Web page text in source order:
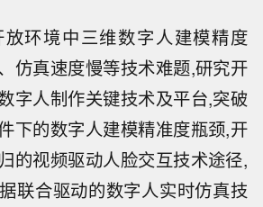
环境中三维数字人建模精度
仿真速度慢等技术难题,研究开
字人制作关键技术及平台,突破
下的数字人建模精准度瓶颈,开
的视频驱动人脸交互技术途径,
联合驱动的数字人实时仿真技